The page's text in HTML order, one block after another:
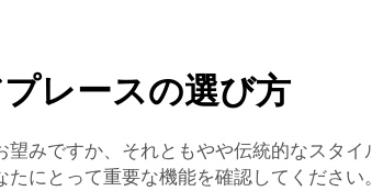
レースの選び方
みですか、それともやや伝統的なスタ
にとって重要な機能を確認してくださ